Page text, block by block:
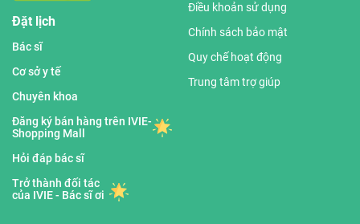
Đặt lịch
Bác sĩ
Cơ sở y tế
Chuyên khoa
Đăng ký bán hàng trên IVIE-
Shopping Mall
Hỏi đáp bác sĩ
Trở thành đối tác
của IVIE - Bác sĩ ơi
Điều khoản sử dụng
Chính sách bảo mật
Quy chế hoạt động
Trung tâm trợ giúp